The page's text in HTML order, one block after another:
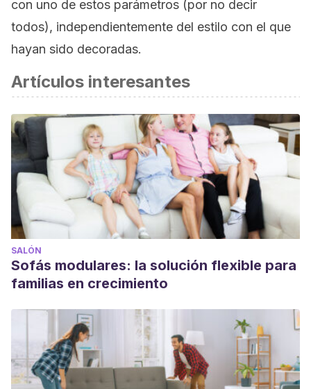
con uno de estos parámetros (por no decir
todos), independientemente del estilo con el que
hayan sido decoradas.
Artículos interesantes
SALÓN
Sofás modulares: la solución flexible para
familias en crecimiento